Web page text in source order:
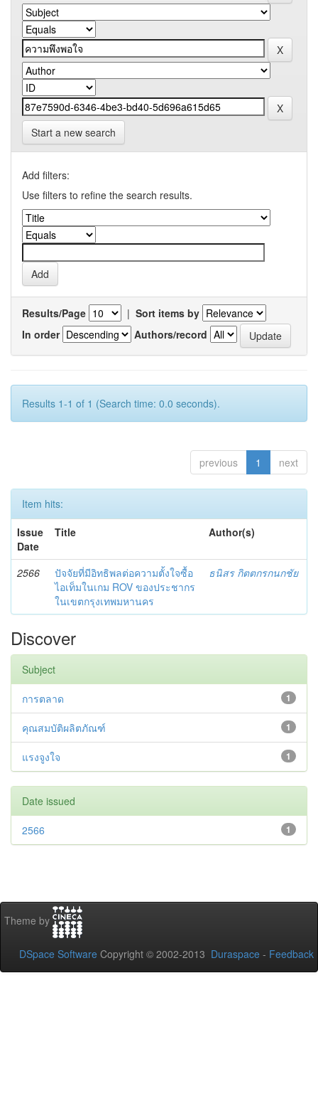
Start a new search
Add filters:
Use filters to refine the search results.
Results/Page | Sort items by
In order
Authors/record
Results 1-1 of 1 (Search time: 0.0 seconds).
previous 1 next
Item hits:
Issue
Date
Title Author(s)
2566
ปัจจัยที่มีอิทธิพลต่อความตั้งใจซื้อ
ไอเท็มในเกม ROV ของประชากร
ในเขตกรุงเทพมหานคร
ธนิสร กิตตกรกนกชัย
Discover
Subject
1
การตลาด
1
คุณสมบัติผลิตภัณฑ์
1
แรงจูงใจ
Date issued
1
2566
Theme by
DSpace Software Copyright © 2002-2013 Duraspace - Feedback